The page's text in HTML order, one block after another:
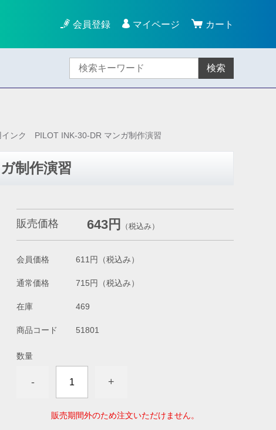
会員登録 マイページ カート
検索
インク PILOT INK-30-DR マンガ制作演習
制作演習
販売価格 643円 （税込み）
会員価格 611円 （税込み）
通常価格 715円 （税込み）
在庫 469
商品コード 51801
数量
- +
販売期間外のため注文いただけません。